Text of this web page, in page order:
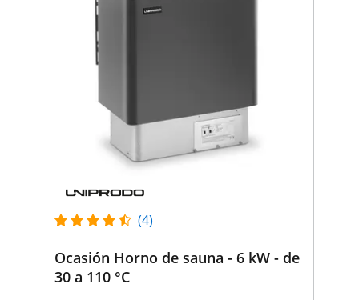
(4)
Ocasión Horno de sauna - 6 kW - de
30 a 110 °C